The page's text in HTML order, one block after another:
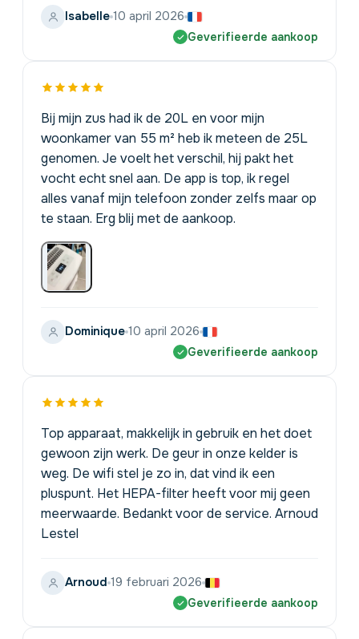
Isabelle 10 april 2026
Geverifieerde aankoop
Bij mijn zus had ik de 20L en voor mijn
woonkamer van 55 m² heb ik meteen de 25L
genomen. Je voelt het verschil, hij pakt het
vocht echt snel aan. De app is top, ik regel
alles vanaf mijn telefoon zonder zelfs maar op
te staan. Erg blij met de aankoop.
Dominique 10 april 2026
Geverifieerde aankoop
Top apparaat, makkelijk in gebruik en het doet
gewoon zijn werk. De geur in onze kelder is
weg. De wifi stel je zo in, dat vind ik een
pluspunt. Het HEPA-filter heeft voor mij geen
meerwaarde. Bedankt voor de service. Arnoud
Lestel
Arnoud 19 februari 2026
Geverifieerde aankoop